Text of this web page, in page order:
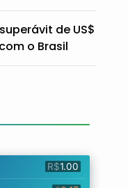
de US$
o Brasil